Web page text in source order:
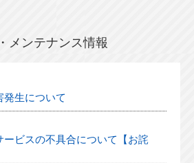
メンテナンス情報
発生について
ービスの不具合について【お詫